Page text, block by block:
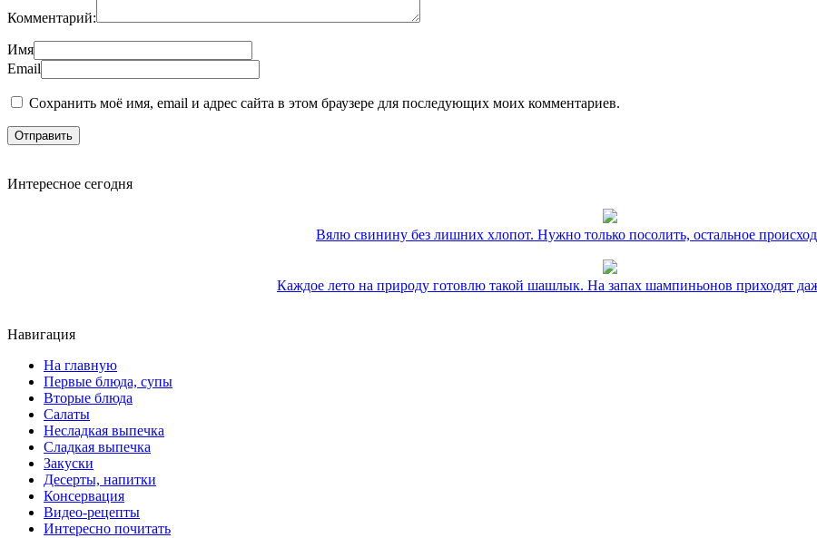
Комментарий:
Имя
Email
Сохранить моё имя, email и адрес сайта в этом браузере для последующих моих комментариев.
Интересное сегодня
Вялю свинину без лишних хлопот. Нужно только посолить, остальное
Каждое лето на природу готовлю такой шашлык. На запах шампиньонов приходят
Навигация
На главную
Первые блюда, супы
Вторые блюда
Салаты
Несладкая выпечка
Сладкая выпечка
Закуски
Десерты, напитки
Консервация
Видео-рецепты
Интересно почитать